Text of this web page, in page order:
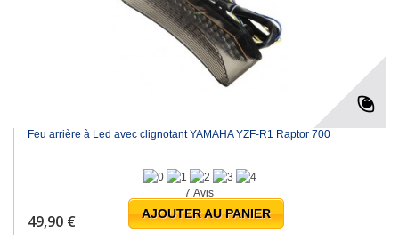
Feu arrière à Led avec clignotant YAMAHA YZF-R1 Raptor 700
7 Avis
49,90 € AJOUTER AU PANIER